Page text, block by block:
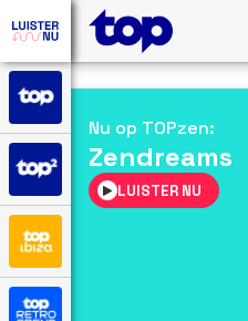
Nu op TOPzen:
Zendreams
LUISTER NU